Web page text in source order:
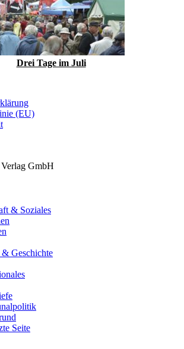
Drei Tage im Juli
(EU)
GmbH
& Soziales
Geschichte
Seite